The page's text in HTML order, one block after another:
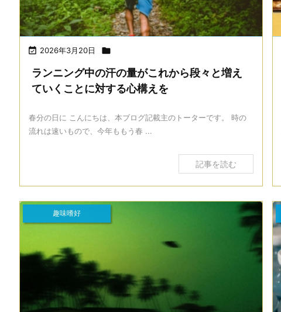
 2026年3月20日 
ランニング中の汗の量がこれから段々と増え
ていくことに対する心構えを
春分の日に こんにちは、本ブログ記載主のトーターです。 時の
流れは速いもので、今年ももう春 ...
記事を読む
趣味嗜好